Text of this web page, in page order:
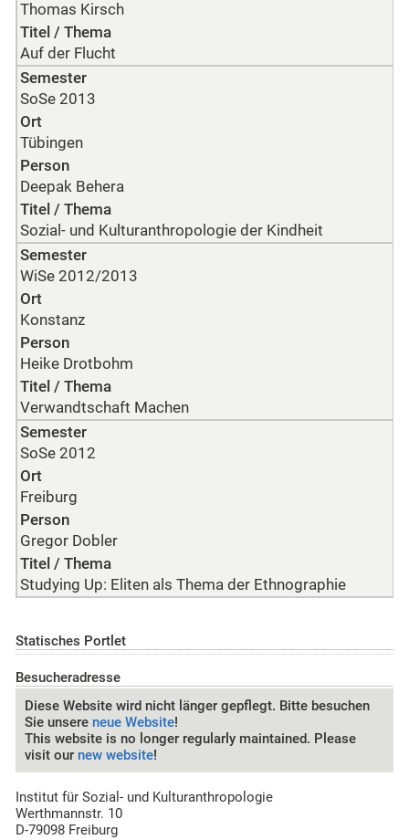
Thomas Kirsch
Titel / Thema
Auf der Flucht
Semester
SoSe 2013
Ort
Tübingen
Person
Deepak Behera
Titel / Thema
Sozial- und Kulturanthropologie der Kindheit
Semester
WiSe 2012/2013
Ort
Konstanz
Person
Heike Drotbohm
Titel / Thema
Verwandtschaft Machen
Semester
SoSe 2012
Ort
Freiburg
Person
Gregor Dobler
Titel / Thema
Studying Up: Eliten als Thema der Ethnographie
Statisches Portlet
Besucheradresse
Diese Website wird nicht länger gepflegt. Bitte besuchen
Sie unsere neue Website!
This website is no longer regularly maintained. Please
visit our new website!
Institut für Sozial- und Kulturanthropologie
Werthmannstr. 10
D-79098 Freiburg